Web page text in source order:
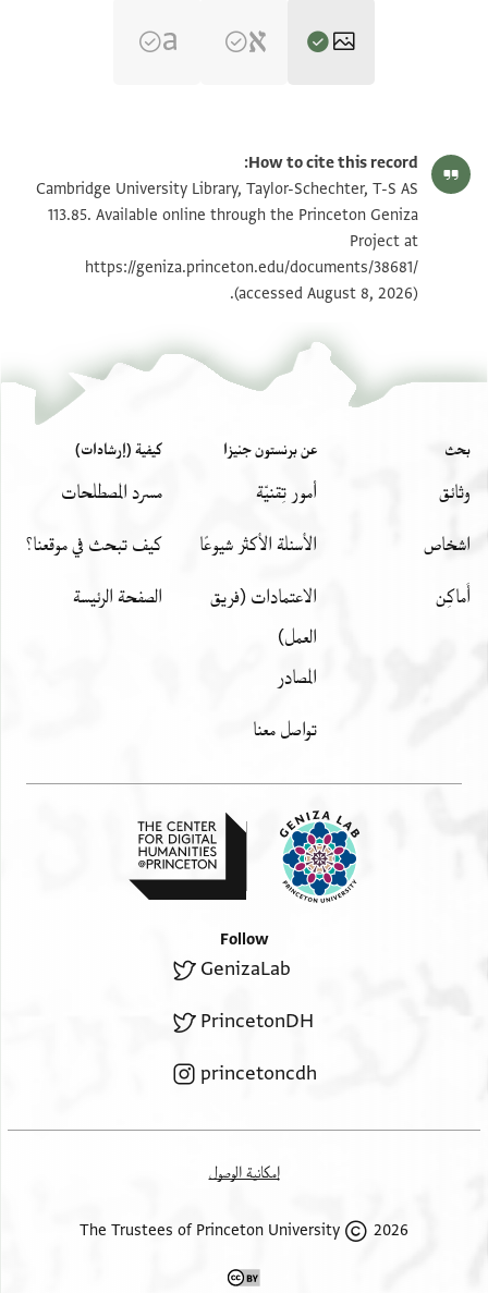
T-S AS 113.85 1v تكبير و تدوير
بيان أذونات الصورة
How to cite this record:
Cambridge University Library, Taylor-Schechter, T-S AS
113.85. Available online through the Princeton Geniza
Project at
https://geniza.princeton.edu/documents/38681/
(accessed August 8, 2026).
بحث
وثائق
اشخاص
أَماكِن
عن برنستون جنيزا
أمور تِقنيّة
الأسئلة الأكثر شيوعًا
الاعتمادات (فريق
العمل)
المصادر
تواصل معنا
كيفية (إرشادات)
مسرد المصطلحات
كيف تبحث في موقعنا؟
الصفحة الرئيسة
Follow
GenizaLab
PrincetonDH
princetoncdh
إمكانية الوصول
2026 The Trustees of Princeton University